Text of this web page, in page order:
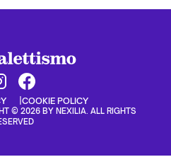
COOKIE POLICY
© 2026 BY NEXILIA. ALL RIGHTS